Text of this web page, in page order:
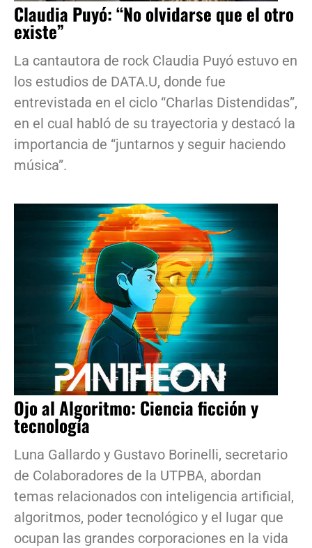
Claudia Puyó: “No olvidarse que el otro
existe”
La cantautora de rock Claudia Puyó estuvo en
los estudios de DATA.U, donde fue
entrevistada en el ciclo “Charlas Distendidas”,
en el cual habló de su trayectoria y destacó la
importancia de “juntarnos y seguir haciendo
música”.
Ojo al Algoritmo: Ciencia ficción y
tecnología
Luna Gallardo y Gustavo Borinelli, secretario
de Colaboradores de la UTPBA, abordan
temas relacionados con inteligencia artificial,
algoritmos, poder tecnológico y el lugar que
ocupan las grandes corporaciones en la vida